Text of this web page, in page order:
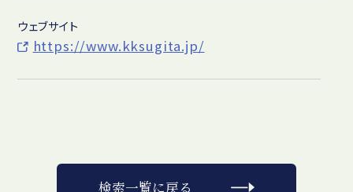
ウェブサイト
https://www.kksugita.jp/
検索一覧に戻る